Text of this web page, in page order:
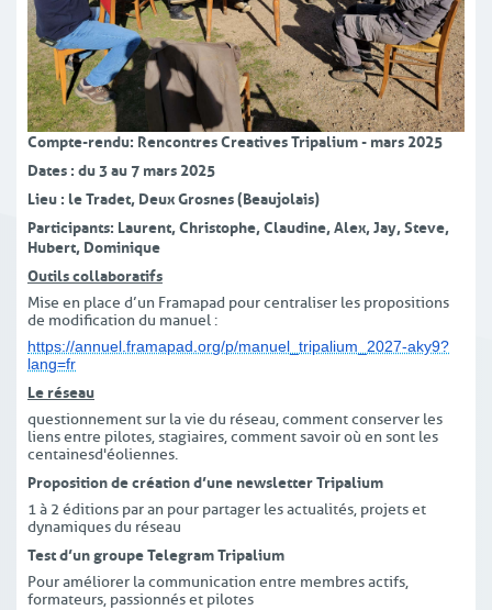
Compte-rendu : Rencontres Creatives Tripalium - mars 2025
Dates : du 3 au 7 mars 2025
Lieu : le Tradet, Deux Grosnes (Beaujolais)
Participants : Laurent, Christophe, Claudine, Alex, Jay, Steve,
Hubert, Dominique
Outils collaboratifs
Mise en place d’un Framapad pour centraliser les propositions
de modification du manuel :
https://annuel.framapad.org/p/manuel_tripalium_2027-aky9?
lang=fr
Le réseau
questionnement sur la vie du réseau, comment conserver les
liens entre pilotes, stagiaires, comment savoir où en sont les
centaines d'éoliennes.
Proposition de création d’une newsletter Tripalium
1 à 2 éditions par an pour partager les actualités, projets et
dynamiques du réseau
Test d’un groupe Telegram Tripalium
Pour améliorer la communication entre membres actifs,
formateurs, passionnés et pilotes